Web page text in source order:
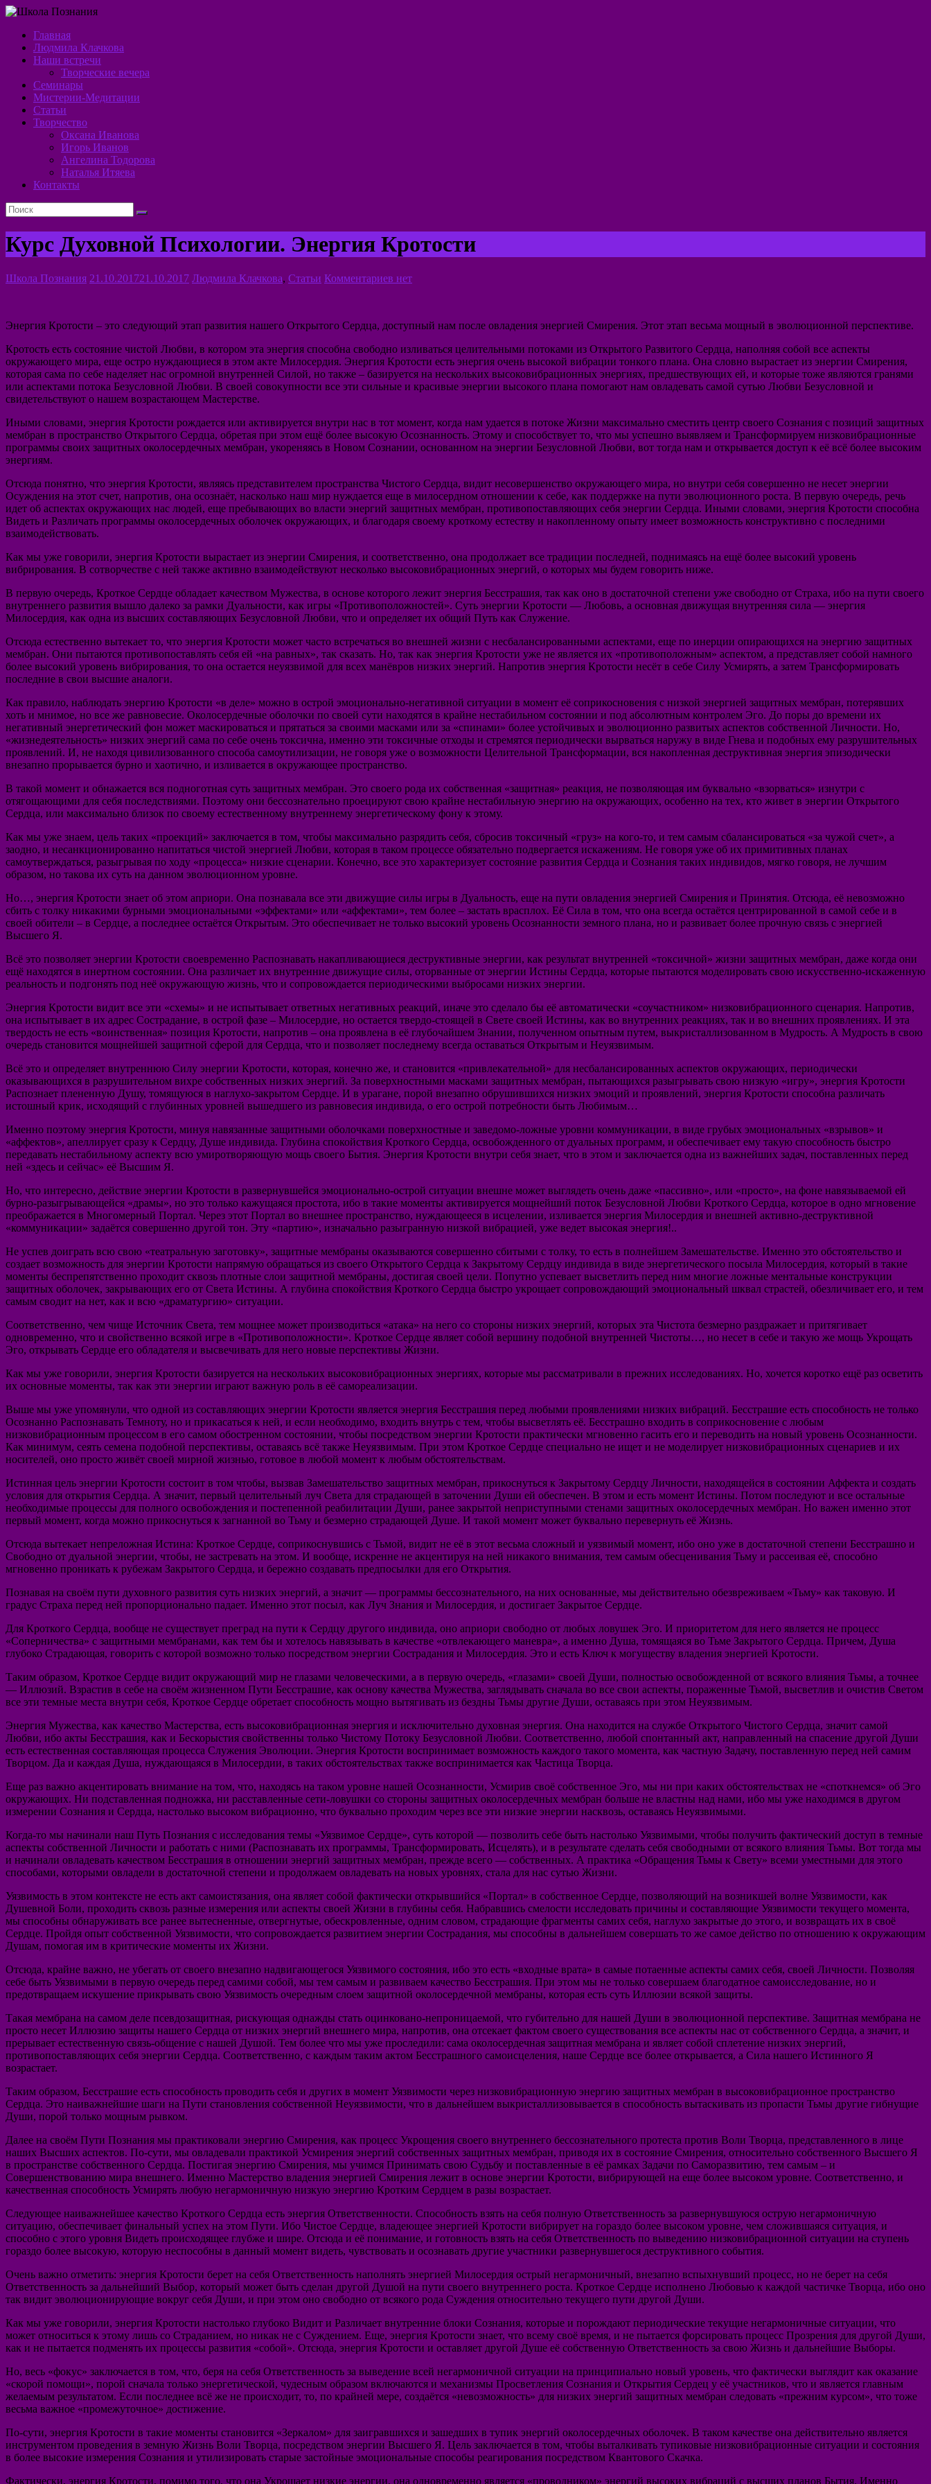
Перейти
содержимому
Школа
Познания
Алхимия
Духа
Главная
Людмила Клачкова
Наши встречи
Творческие вечера
Семинары
Мистерии-Медитации
Статьи
Творчество
Оксана Иванова
Игорь Иванов
Ангелина Тодорова
Наталья Итяева
Контакты
Курс Духовной Психологии. Энергия Кротости
Школа Познания 21.10.201721.10.2017 Людмила Клачкова, Статьи Комментариев нет
Энергия Кротости – это следующий этап развития нашего Открытого Сердца, доступный нам после овладения энергией Смирения. Этот этап весьма мощный в эволюционной перспективе.
Кротость есть состояние чистой Любви, в котором эта энергия способна свободно изливаться целительными потоками из Открытого Развитого Сердца, наполняя собой все аспекты
окружающего мира, еще остро нуждающиеся в этом акте Милосердия. Энергия Кротости есть энергия очень высокой вибрации тонкого плана. Она словно вырастает из энергии Смирения,
которая сама по себе наделяет нас огромной внутренней Силой, но также – базируется на нескольких высоковибрационных энергиях, предшествующих ей, и которые тоже являются гранями
или аспектами потока Безусловной Любви. В своей совокупности все эти сильные и красивые энергии высокого плана помогают нам овладевать самой сутью Любви Безусловной и
свидетельствуют о нашем возрастающем Мастерстве.
Иными словами, энергия Кротости рождается или активируется внутри нас в тот момент, когда нам удается в потоке Жизни максимально сместить центр своего Сознания с позиций защитных
мембран в пространство Открытого Сердца, обретая при этом ещё более высокую Осознанность. Этому и способствует то, что мы успешно выявляем и Трансформируем низковибрационные
программы своих защитных околосердечных мембран, укореняясь в Новом Сознании, основанном на энергии Безусловной Любви, вот тогда нам и открывается доступ к её всё более высоким
энергиям.
Отсюда понятно, что энергия Кротости, являясь представителем пространства Чистого Сердца, видит несовершенство окружающего мира, но внутри себя совершенно не несет энергии
Осуждения на этот счет, напротив, она осознаёт, насколько наш мир нуждается еще в милосердном отношении к себе, как поддержке на пути эволюционного роста. В первую очередь, речь
идет об аспектах окружающих нас людей, еще пребывающих во власти энергий защитных мембран, противопоставляющих себя энергии Сердца. Иными словами, энергия Кротости способна
Видеть и Различать программы околосердечных оболочек окружающих, и благодаря своему кроткому естеству и накопленному опыту имеет возможность конструктивно с последними
взаимодействовать.
Как мы уже говорили, энергия Кротости вырастает из энергии Смирения, и соответственно, она продолжает все традиции последней, поднимаясь на ещё более высокий уровень
вибрирования. В сотворчестве с ней также активно взаимодействуют несколько высоковибрационных энергий, о которых мы будем говорить ниже.
В первую очередь, Кроткое Сердце обладает качеством Мужества, в основе которого лежит энергия Бесстрашия, так как оно в достаточной степени уже свободно от Страха, ибо на пути своего
внутреннего развития вышло далеко за рамки Дуальности, как игры «Противоположностей». Суть энергии Кротости — Любовь, а основная движущая внутренняя сила — энергия
Милосердия, как одна из высших составляющих Безусловной Любви, что и определяет их общий Путь как Служение.
Отсюда естественно вытекает то, что энергия Кротости может часто встречаться во внешней жизни с несбалансированными аспектами, еще по инерции опирающихся на энергию защитных
мембран. Они пытаются противопоставлять себя ей «на равных», так сказать. Но, так как энергия Кротости уже не является их «противоположным» аспектом, а представляет собой намного
более высокий уровень вибрирования, то она остается неуязвимой для всех манёвров низких энергий. Напротив энергия Кротости несёт в себе Силу Усмирять, а затем Трансформировать
последние в свои высшие аналоги.
Как правило, наблюдать энергию Кротости «в деле» можно в острой эмоционально-негативной ситуации в момент её соприкосновения с низкой энергией защитных мембран, потерявших
хоть и мнимое, но все же равновесие. Околосердечные оболочки по своей сути находятся в крайне нестабильном состоянии и под абсолютным контролем Эго. До поры до времени их
негативный энергетический фон может маскироваться и прятаться за своими масками или за «спинами» более устойчивых и эволюционно развитых аспектов собственной Личности. Но,
«жизнедеятельность» низких энергий сама по себе очень токсична, именно эти токсичные отходы и стремятся периодически вырваться наружу в виде Гнева и подобных ему разрушительных
проявлений. И, не находя цивилизованного способа самоутилизации, не говоря уже о возможности Целительной Трансформации, вся накопленная деструктивная энергия эпизодически
внезапно прорывается бурно и хаотично, и изливается в окружающее пространство.
В такой момент и обнажается вся подноготная суть защитных мембран. Это своего рода их собственная «защитная» реакция, не позволяющая им буквально «взорваться» изнутри с
отягощающими для себя последствиями. Поэтому они бессознательно проецируют свою крайне нестабильную энергию на окружающих, особенно на тех, кто живет в энергии Открытого
Сердца, или максимально близок по своему естественному внутреннему энергетическому фону к этому.
Как мы уже знаем, цель таких «проекций» заключается в том, чтобы максимально разрядить себя, сбросив токсичный «груз» на кого-то, и тем самым сбалансироваться «за чужой счет», а
заодно, и несанкционированно напитаться чистой энергией Любви, которая в таком процессе обязательно подвергается искажениям. Не говоря уже об их примитивных планах
самоутверждаться, разыгрывая по ходу «процесса» низкие сценарии. Конечно, все это характеризует состояние развития Сердца и Сознания таких индивидов, мягко говоря, не лучшим
образом, но такова их суть на данном эволюционном уровне.
Но…, энергия Кротости знает об этом априори. Она познавала все эти движущие силы игры в Дуальность, еще на пути овладения энергией Смирения и Принятия. Отсюда, её невозможно
сбить с толку никакими бурными эмоциональными «эффектами» или «аффектами», тем более – застать врасплох. Её Сила в том, что она всегда остаётся центрированной в самой себе и в
своей обители – в Сердце, а последнее остаётся Открытым. Это обеспечивает не только высокий уровень Осознанности земного плана, но и развивает более прочную связь с энергией
Высшего Я.
Всё это позволяет энергии Кротости своевременно Распознавать накапливающиеся деструктивные энергии, как результат внутренней «токсичной» жизни защитных мембран, даже когда они
ещё находятся в инертном состоянии. Она различает их внутренние движущие силы, оторванные от энергии Истины Сердца, которые пытаются моделировать свою искусственно-искаженную
реальность и подгонять под неё окружающую жизнь, что и сопровождается периодическими выбросами низких энергии.
Энергия Кротости видит все эти «схемы» и не испытывает ответных негативных реакций, иначе это сделало бы её автоматически «соучастником» низковибрационного сценария. Напротив,
она испытывает в их адрес Сострадание, в острой фазе – Милосердие, но остается твердо-стоящей в Свете своей Истины, как во внутренних реакциях, так и во внешних проявлениях. И эта
твердость не есть «воинственная» позиция Кротости, напротив – она проявлена в её глубочайшем Знании, полученном опытным путем, выкристаллизованном в Мудрость. А Мудрость в свою
очередь становится мощнейшей защитной сферой для Сердца, что и позволяет последнему всегда оставаться Открытым и Неуязвимым.
Всё это и определяет внутреннюю Силу энергии Кротости, которая, конечно же, и становится «привлекательной» для несбалансированных аспектов окружающих, периодически
оказывающихся в разрушительном вихре собственных низких энергий. За поверхностными масками защитных мембран, пытающихся разыгрывать свою низкую «игру», энергия Кротости
Распознает плененную Душу, томящуюся в наглухо-закрытом Сердце. И в урагане, порой внезапно обрушившихся низких эмоций и проявлений, энергия Кротости способна различать
истошный крик, исходящий с глубинных уровней вышедшего из равновесия индивида, о его острой потребности быть Любимым…
Именно поэтому энергия Кротости, минуя навязанные защитными оболочками поверхностные и заведомо-ложные уровни коммуникации, в виде грубых эмоциональных «взрывов» и
«аффектов», апеллирует сразу к Сердцу, Душе индивида. Глубина спокойствия Кроткого Сердца, освобожденного от дуальных программ, и обеспечивает ему такую способность быстро
передавать нестабильному аспекту всю умиротворяющую мощь своего Бытия. Энергия Кротости внутри себя знает, что в этом и заключается одна из важнейших задач, поставленных перед
ней «здесь и сейчас» её Высшим Я.
Но, что интересно, действие энергии Кротости в развернувшейся эмоционально-острой ситуации внешне может выглядеть очень даже «пассивно», или «просто», на фоне навязываемой ей
бурно-разыгрывающейся «драмы», но это только кажущаяся простота, ибо в такие моменты активируется мощнейший поток Безусловной Любви Кроткого Сердца, которое в одно мгновение
преображается в Многомерный Портал. Через этот Портал во внешнее пространство, нуждающееся в исцелении, изливается энергия Милосердия и внешней активно-деструктивной
«коммуникации» задаётся совершенно другой тон. Эту «партию», изначально разыгранную низкой вибрацией, уже ведет высокая энергия!..
Не успев доиграть всю свою «театральную заготовку», защитные мембраны оказываются совершенно сбитыми с толку, то есть в полнейшем Замешательстве. Именно это обстоятельство и
создает возможность для энергии Кротости напрямую обращаться из своего Открытого Сердца к Закрытому Сердцу индивида в виде энергетического посыла Милосердия, который в такие
моменты беспрепятственно проходит сквозь плотные слои защитной мембраны, достигая своей цели. Попутно успевает высветлить перед ним многие ложные ментальные конструкции
защитных оболочек, закрывающих его от Света Истины. А глубина спокойствия Кроткого Сердца быстро укрощает сопровождающий эмоциональный шквал страстей, обезличивает его, и тем
самым сводит на нет, как и всю «драматургию» ситуации.
Соответственно, чем чище Источник Света, тем мощнее может производиться «атака» на него со стороны низких энергий, которых эта Чистота безмерно раздражает и притягивает
одновременно, что и свойственно всякой игре в «Противоположности». Кроткое Сердце являет собой вершину подобной внутренней Чистоты…, но несет в себе и такую же мощь Укрощать
Эго, открывать Сердце его обладателя и высвечивать для него новые перспективы Жизни.
Как мы уже говорили, энергия Кротости базируется на нескольких высоковибрационных энергиях, которые мы рассматривали в прежних исследованиях. Но, хочется коротко ещё раз осветить
их основные моменты, так как эти энергии играют важную роль в её самореализации.
Выше мы уже упомянули, что одной из составляющих энергии Кротости является энергия Бесстрашия перед любыми проявлениями низких вибраций. Бесстрашие есть способность не только
Осознанно Распознавать Темноту, но и прикасаться к ней, и если необходимо, входить внутрь с тем, чтобы высветлять её. Бесстрашно входить в соприкосновение с любым
низковибрационным процессом в его самом обостренном состоянии, чтобы посредством энергии Кротости практически мгновенно гасить его и переводить на новый уровень Осознанности.
Как минимум, сеять семена подобной перспективы, оставаясь всё также Неуязвимым. При этом Кроткое Сердце специально не ищет и не моделирует низковибрационных сценариев и их
носителей, оно просто живёт своей мирной жизнью, готовое в любой момент к любым обстоятельствам.
Истинная цель энергии Кротости состоит в том чтобы, вызвав Замешательство защитных мембран, прикоснуться к Закрытому Сердцу Личности, находящейся в состоянии Аффекта и создать
условия для открытия Сердца. А значит, первый целительный луч Света для страдающей в заточении Души ей обеспечен. В этом и есть момент Истины. Потом последуют и все остальные
необходимые процессы для полного освобождения и постепенной реабилитации Души, ранее закрытой неприступными стенами защитных околосердечных мембран. Но важен именно этот
первый момент, когда можно прикоснуться к загнанной во Тьму и безмерно страдающей Душе. И такой момент может буквально перевернуть её Жизнь.
Отсюда вытекает непреложная Истина: Кроткое Сердце, соприкоснувшись с Тьмой, видит не её в этот весьма сложный и уязвимый момент, ибо оно уже в достаточной степени Бесстрашно и
Свободно от дуальной энергии, чтобы, не застревать на этом. И вообще, искренне не акцентируя на ней никакого внимания, тем самым обесценивания Тьму и рассеивая её, способно
мгновенно проникать к рубежам Закрытого Сердца, и бережно создавать предпосылки для его Открытия.
Познавая на своём пути духовного развития суть низких энергий, а значит — программы бессознательного, на них основанные, мы действительно обезвреживаем «Тьму» как таковую. И
градус Страха перед ней пропорционально падает. Именно этот посыл, как Луч Знания и Милосердия, и достигает Закрытое Сердце.
Для Кроткого Сердца, вообще не существует преград на пути к Сердцу другого индивида, оно априори свободно от любых ловушек Эго. И приоритетом для него является не процесс
«Соперничества» с защитными мембранами, как тем бы и хотелось навязывать в качестве «отвлекающего маневра», а именно Душа, томящаяся во Тьме Закрытого Сердца. Причем, Душа
глубоко Страдающая, говорить с которой возможно только посредством энергии Сострадания и Милосердия. Это и есть Ключ к могуществу владения энергией Кротости.
Таким образом, Кроткое Сердце видит окружающий мир не глазами человеческими, а в первую очередь, «глазами» своей Души, полностью освобожденной от всякого влияния Тьмы, а точнее
— Иллюзий. Взрастив в себе на своём жизненном Пути Бесстрашие, как основу качества Мужества, заглядывать сначала во все свои аспекты, пораженные Тьмой, высветлив и очистив Светом
все эти темные места внутри себя, Кроткое Сердце обретает способность мощно вытягивать из бездны Тьмы другие Души, оставаясь при этом Неуязвимым.
Энергия Мужества, как качество Мастерства, есть высоковибрационная энергия и исключительно духовная энергия. Она находится на службе Открытого Чистого Сердца, значит самой
Любви, ибо акты Бесстрашия, как и Бескорыстия свойственны только Чистому Потоку Безусловной Любви. Соответственно, любой спонтанный акт, направленный на спасение другой Души
есть естественная составляющая процесса Служения Эволюции. Энергия Кротости воспринимает возможность каждого такого момента, как частную Задачу, поставленную перед ней самим
Творцом. Да и каждая Душа, нуждающаяся в Милосердии, в таких обстоятельствах также воспринимается как Частица Творца.
Еще раз важно акцентировать внимание на том, что, находясь на таком уровне нашей Осознанности, Усмирив своё собственное Эго, мы ни при каких обстоятельствах не «споткнемся» об Эго
окружающих. Ни подставленная подножка, ни расставленные сети-ловушки со стороны защитных околосердечных мембран больше не властны над нами, ибо мы уже находимся в другом
измерении Сознания и Сердца, настолько высоком вибрационно, что буквально проходим через все эти низкие энергии насквозь, оставаясь Неуязвимыми.
Когда-то мы начинали наш Путь Познания с исследования темы «Уязвимое Сердце», суть которой — позволить себе быть настолько Уязвимыми, чтобы получить фактический доступ в темные
аспекты собственной Личности и работать с ними (Распознавать их программы, Трансформировать, Исцелять), и в результате сделать себя свободными от всякого влияния Тьмы. Вот тогда мы
и начинали овладевать качеством Бесстрашия в отношении энергий защитных мембран, прежде всего — собственных. А практика «Обращения Тьмы к Свету» всеми уместными для этого
способами, которыми овладели в достаточной степени и продолжаем овладевать на новых уровнях, стала для нас сутью Жизни.
Уязвимость в этом контексте не есть акт самоистязания, она являет собой фактически открывшийся «Портал» в собственное Сердце, позволяющий на возникшей волне Уязвимости, как
Душевной Боли, проходить сквозь разные измерения или аспекты своей Жизни в глубины себя. Набравшись смелости исследовать причины и составляющие Уязвимости текущего момента,
мы способны обнаруживать все ранее вытесненные, отвергнутые, обескровленные, одним словом, страдающие фрагменты самих себя, наглухо закрытые до этого, и возвращать их в своё
Сердце. Пройдя опыт собственной Уязвимости, что сопровождается развитием энергии Сострадания, мы способны в дальнейшем совершать то же самое действо по отношению к окружающим
Душам, помогая им в критические моменты их Жизни.
Отсюда, крайне важно, не убегать от своего внезапно надвигающегося Уязвимого состояния, ибо это есть «входные врата» в самые потаенные аспекты самих себя, своей Личности. Позволяя
себе быть Уязвимыми в первую очередь перед самими собой, мы тем самым и развиваем качество Бесстрашия. При этом мы не только совершаем благодатное самоисследование, но и
предотвращаем искушение прикрывать свою Уязвимость очередным слоем защитной околосердечной мембраны, которая есть суть Иллюзии всякой защиты.
Такая мембрана на самом деле псевдозащитная, рискующая однажды стать оцинковано-непроницаемой, что губительно для нашей Души в эволюционной перспективе. Защитная мембрана не
просто несет Иллюзию защиты нашего Сердца от низких энергий внешнего мира, напротив, она отсекает фактом своего существования все аспекты нас от собственного Сердца, а значит, и
прерывает естественную связь-общение с нашей Душой. Тем более что мы уже проследили: сама околосердечная защитная мембрана и являет собой сплетение низких энергий,
противопоставляющих себя энергии Сердца. Соответственно, с каждым таким актом Бесстрашного самоисцеления, наше Сердце все более открывается, а Сила нашего Истинного Я
возрастает.
Таким образом, Бесстрашие есть способность проводить себя и других в момент Уязвимости через низковибрационную энергию защитных мембран в высоковибрационное пространство
Сердца. Это наиважнейшие шаги на Пути становления собственной Неуязвимости, что в дальнейшем выкристаллизовывается в способность вытаскивать из пропасти Тьмы другие гибнущие
Души, порой только мощным рывком.
Далее на своём Пути Познания мы практиковали энергию Смирения, как процесс Укрощения своего внутреннего бессознательного протеста против Воли Творца, представленного в лице
наших Высших аспектов. По-сути, мы овладевали практикой Усмирения энергий собственных защитных мембран, приводя их в состояние Смирения, относительно собственного Высшего Я
в пространстве собственного Сердца. Постигая энергию Смирения, мы учимся Принимать свою Судьбу и поставленные в её рамках Задачи по Саморазвитию, тем самым – и
Совершенствованию мира внешнего. Именно Мастерство владения энергией Смирения лежит в основе энергии Кротости, вибрирующей на еще более высоком уровне. Соответственно, и
качественная способность Усмирять любую негармоничную низкую энергию Кротким Сердцем в разы возрастает.
Следующее наиважнейшее качество Кроткого Сердца есть энергия Ответственности. Способность взять на себя полную Ответственность за развернувшуюся острую негармоничную
ситуацию, обеспечивает финальный успех на этом Пути. Ибо Чистое Сердце, владеющее энергией Кротости вибрирует на гораздо более высоком уровне, чем сложившаяся ситуация, и
способно с этого уровня Видеть происходящее глубже и шире. Отсюда и её понимание, и готовность взять на себя Ответственность по выведению низковибрационной ситуации на ступень
гораздо более высокую, которую неспособны в данный момент видеть, чувствовать и осознавать другие участники развернувшегося деструктивного события.
Очень важно отметить: энергия Кротости берет на себя Ответственность наполнять энергией Милосердия острый негармоничный, внезапно вспыхнувший процесс, но не берет на себя
Ответственность за дальнейший Выбор, который может быть сделан другой Душой на пути своего внутреннего роста. Кроткое Сердце исполнено Любовью к каждой частичке Творца, ибо оно
так видит эволюционирующие вокруг себя Души, и при этом оно свободно от всякого рода Суждения относительно текущего пути другой Души.
Как мы уже говорили, энергия Кротости настолько глубоко Видит и Различает внутренние блоки Сознания, которые и порождают периодические текущие негармоничные ситуации, что
может относиться к этому лишь со Страданием, но никак не с Суждением. Еще, энергия Кротости знает, что всему своё время, и не пытается форсировать процесс Прозрения для другой Души,
как и не пытается подменять их процессы развития «собой». Отсюда, энергия Кротости и оставляет другой Душе её собственную Ответственность за свою Жизнь и дальнейшие Выборы.
Но, весь «фокус» заключается в том, что, беря на себя Ответственность за выведение всей негармоничной ситуации на принципиально новый уровень, что фактически выглядит как оказание
«скорой помощи», порой сначала только энергетической, чудесным образом включаются и механизмы Просветления Сознания и Открытия Сердец у её участников, что и является главным
желаемым результатом. Если последнее всё же не происходит, то, по крайней мере, создаётся «невозможность» для низких энергий защитных мембран следовать «прежним курсом», что тоже
весьма важное «промежуточное» достижение.
По-сути, энергия Кротости в такие моменты становится «Зеркалом» для заигравшихся и зашедших в тупик энергий околосердечных оболочек. В таком качестве она действительно является
инструментом проведения в земную Жизнь Воли Творца, посредством энергии Высшего Я. Цель заключается в том, чтобы выталкивать тупиковые низковибрационные ситуации и состояния
в более высокие измерения Сознания и утилизировать старые застойные эмоциональные способы реагирования посредством Квантового Скачка.
Фактически, энергия Кротости, помимо того, что она Укрощает низкие энергии, она одновременно является «проводником» энергий высоких вибраций с высших планов Бытия. Именно